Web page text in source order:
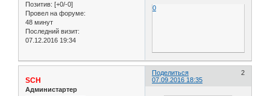
Позитив: [+0/-0]
Провел на форуме:
48 минут
Последний визит:
07.12.2016 19:34
0
Поделиться
2
07.09.2016 18:35
SCH
Администартер